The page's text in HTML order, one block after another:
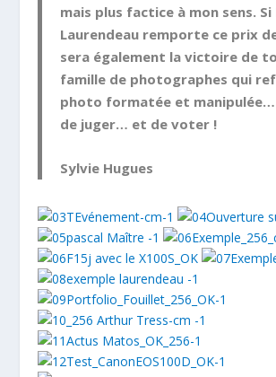
mais plus factice à mon sens. Si
Laurendeau remporte ce prix
sera également la victoire de
famille de photographes qui
photo formatée et manipulée…
de juger… et de voter !
Sylvie Hugues